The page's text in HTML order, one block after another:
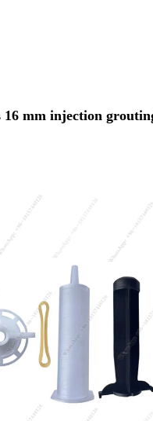
16 mm injection